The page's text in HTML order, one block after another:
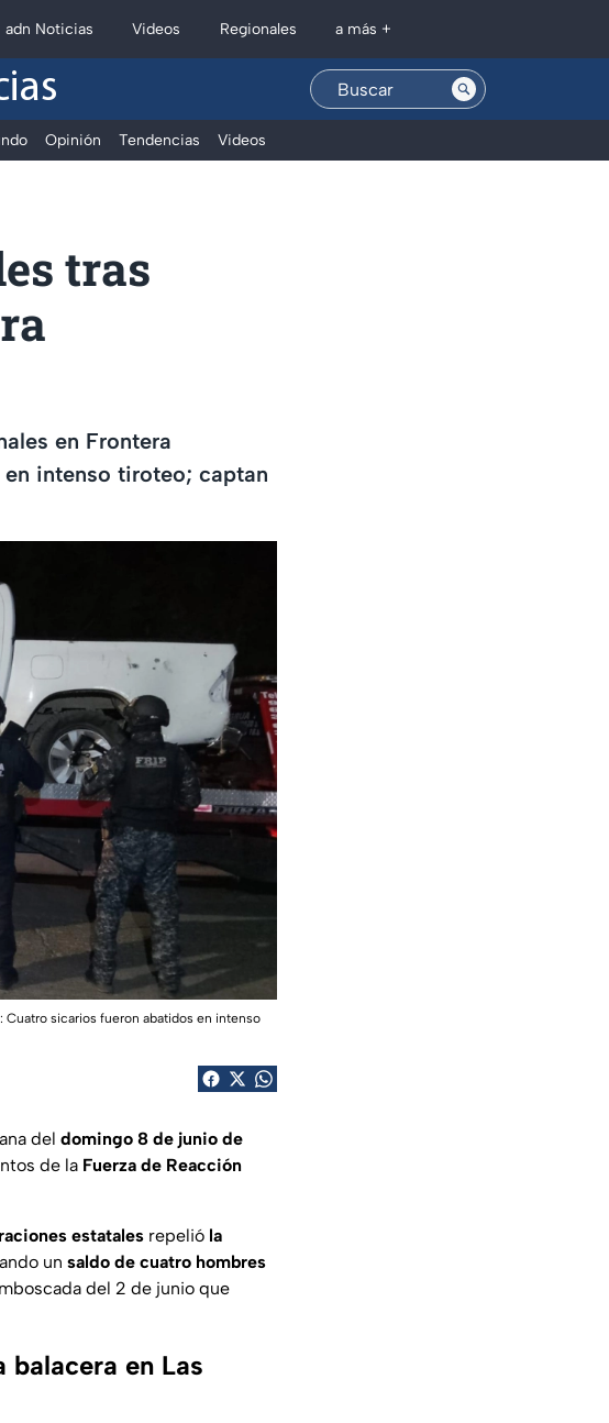
adn Noticias Videos Regionales a más +
Opinión Tendencias Videos
tras
en Frontera
intenso tiroteo; captan
sicarios fueron abatidos en intenso
del domingo 8 de junio de
de la Fuerza de Reacción
estatales repelió la
un saldo de cuatro hombres
del 2 de junio que
en Las